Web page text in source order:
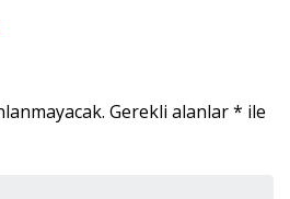
Gerekli alanlar* ile